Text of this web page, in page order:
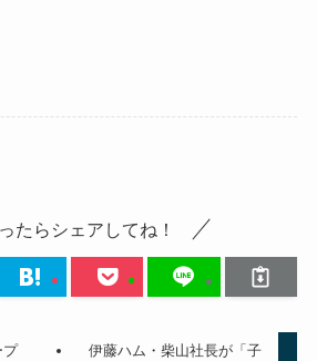
たらシェアしてね！
プ
伊藤ハム・柴山社長が「子